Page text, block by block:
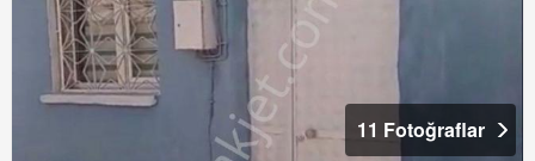
11 Fotoğraflar